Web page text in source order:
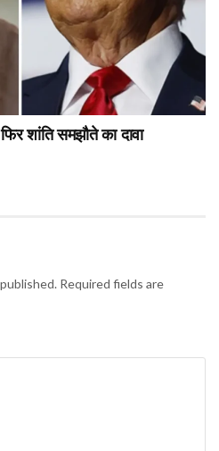
शांति समझौते का दावा
Required fields are